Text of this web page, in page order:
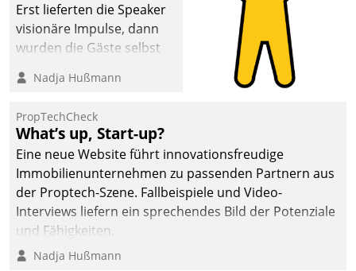
Erst lieferten die Speaker
visionäre Impulse, dann
wurden die Gäste selbst
methodisch
Quartier. Dazwischen
zeigte Datatrain, was es
Neues zu bieten hat.
Nadja Hußmann
PropTechCheck
What’s up, Start-up?
Eine neue Website führt innovationsfreudige
Immobilienunternehmen zu passenden Partnern aus
der Proptech-Szene. Fallbeispiele und Video-
Interviews liefern ein sprechendes Bild der Potenziale
und Fähigkeiten.
Nadja Hußmann